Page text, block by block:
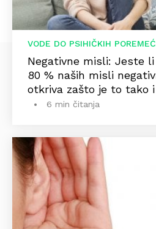
VODE DO PSIHIČKIH
Negativne misli: Jeste
80 % naših misli
otkriva zašto je to tako
6 min čitanja